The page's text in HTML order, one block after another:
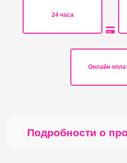
24 часа
Онлайн
Подробности о